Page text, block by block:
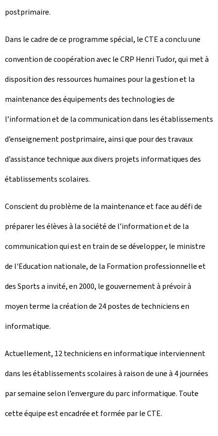
postprimaire.
Dans le cadre de ce programme spécial, le CTE a conclu une
convention de coopération avec le CRP Henri Tudor, qui met à
disposition des ressources humaines pour la gestion et la
maintenance des équipements des technologies de
l’information et de la communication dans les établissements
d’enseignement postprimaire, ainsi que pour des travaux
d’assistance technique aux divers projets informatiques des
établissements scolaires.
Conscient du problème de la maintenance et face au défi de
préparer les élèves à la société de l’information et de la
communication qui est en train de se développer, le ministre
de l'Education nationale, de la Formation professionnelle et
des Sports a invité, en 2000, le gouvernement à prévoir à
moyen terme la création de 24 postes de techniciens en
informatique.
Actuellement, 12 techniciens en informatique interviennent
dans les établissements scolaires à raison de une à 4 journées
par semaine selon l’envergure du parc informatique. Toute
cette équipe est encadrée et formée par le CTE.